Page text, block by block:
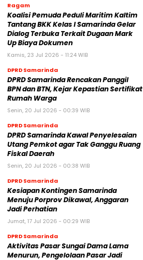
Ragam
Koalisi Pemuda Peduli Maritim Kaltim
Tantang BKK Kelas I Samarinda Gelar
Dialog Terbuka Terkait Dugaan Mark
Up Biaya Dokumen
Kamis, 23 Jul 2026 - 11:24 WIB
DPRD Samarinda
DPRD Samarinda Rencakan Panggil
BPN dan BTN, Kejar Kepastian Sertifikat
Rumah Warga
Senin, 20 Jul 2026 - 00:39 WIB
DPRD Samarinda
DPRD Samarinda Kawal Penyelesaian
Utang Pemkot agar Tak Ganggu Ruang
Fiskal Daerah
Senin, 20 Jul 2026 - 00:38 WIB
DPRD Samarinda
Kesiapan Kontingen Samarinda
Menuju Porprov Dikawal, Anggaran
Jadi Perhatian
Jumat, 17 Jul 2026 - 00:29 WIB
DPRD Samarinda
Aktivitas Pasar Sungai Dama Lama
Menurun, Pengelolaan Pasar Jadi